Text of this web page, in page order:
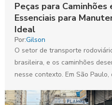
Peças para Caminhões
Essenciais para
Ideal
Por:Gilson
O setor de transporte
brasileira, e os caminhões
nesse contexto. Em São Paulo,